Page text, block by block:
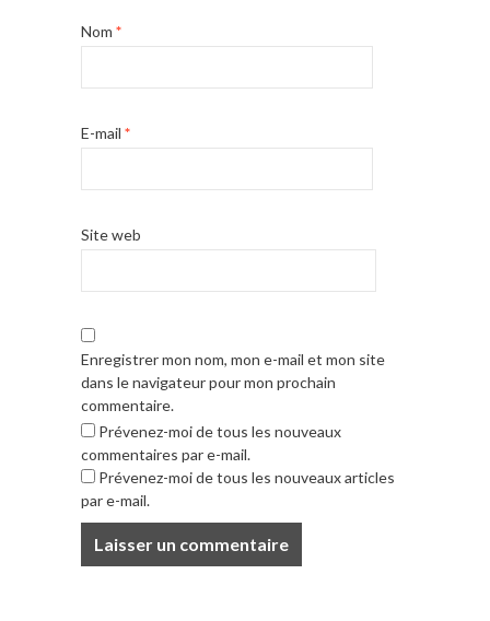
Nom *
E-mail *
Site web
Enregistrer mon nom, mon e-mail et mon site
dans le navigateur pour mon prochain
commentaire.
Prévenez-moi de tous les nouveaux
commentaires par e-mail.
Prévenez-moi de tous les nouveaux articles
par e-mail.